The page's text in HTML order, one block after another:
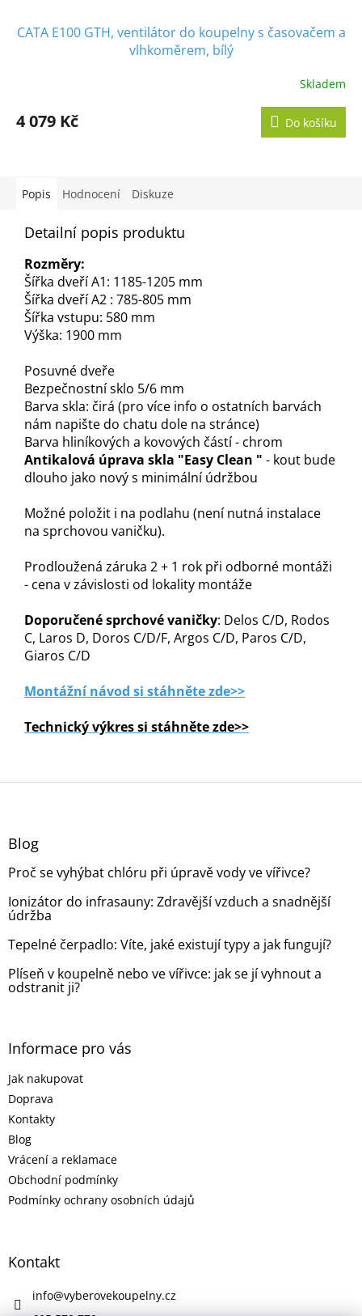
CATA E100 GTH, ventilátor do koupelny s časovačem a
vlhkoměrem, bílý
produktu
je
hvězdiček.
Skladem
4 079 Kč Do košíku
Popis Hodnocení Diskuze
Detailní popis produktu
Rozměry:
Šířka dveří A1: 1185-1205 mm
Šířka dveří A2 : 785-805 mm
Šířka vstupu: 580 mm
Výška: 1900 mm
Posuvné dveře
Bezpečnostní sklo 5/6 mm
Barva skla: čirá (pro více info o ostatních barvách
nám napište do chatu dole na stránce)
Barva hliníkových a kovových částí - chrom
Antikalová úprava skla "Easy Clean " - kout bude
dlouho jako nový s minimální údržbou
Možné položit i na podlahu (není nutná instalace
na sprchovou vaničku).
Prodloužená záruka 2 + 1 rok při odborné montáži
- cena v závislosti od lokality montáže
Doporučené sprchové vaničky: Delos C/D, Rodos
C, Laros D, Doros C/D/F, Argos C/D, Paros C/D,
Giaros C/D
Montážní návod si stáhněte zde>>
Technický výkres si stáhněte zde>>
Z
Blog
Proč se vyhýbat chlóru při úpravě vody ve vířivce?
Ionizátor do infrasauny: Zdravější vzduch a snadnější
údržba
Tepelné čerpadlo: Víte, jaké existují typy a jak fungují?
Plíseň v koupelně nebo ve vířivce: jak se jí vyhnout a
odstranit ji?
Informace pro vás
Jak nakupovat
Doprava
Kontakty
Blog
Vrácení a reklamace
Obchodní podmínky
Podmínky ochrany osobních údajů
Kontakt
info@vyberovekoupelny.cz